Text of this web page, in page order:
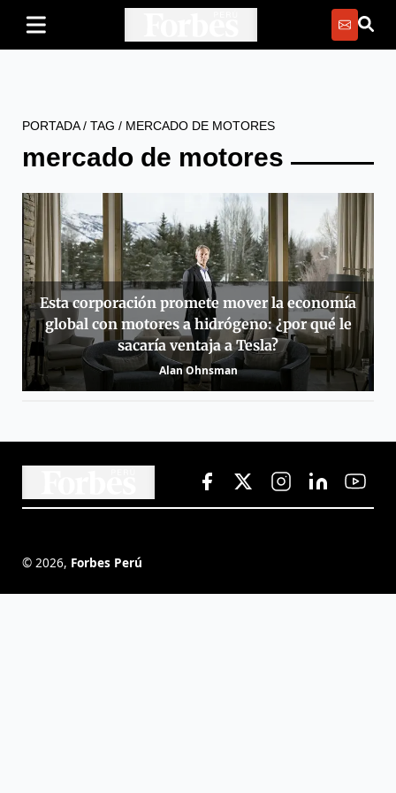
PORTADA/ TAG / MERCADO DE MOTORES
mercado de motores
Esta corporación promete mover la economía
global con motores a hidrógeno: ¿por qué le
sacaría ventaja a Tesla?
Alan Ohnsman
© 2026, Forbes Perú